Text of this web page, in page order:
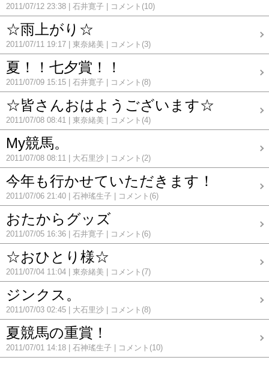
2011/07/12 23:38 石井寛子 コメント(10)
☆雨上がり☆
2011/07/11 19:17 東奈緒美 コメント(3)
夏！！七夕賞！！
2011/07/09 15:15 石井寛子 コメント(8)
☆皆さんおはようございます☆
2011/07/08 08:41 東奈緒美 コメント(4)
My競馬。
2011/07/08 08:11 大石里沙 コメント(2)
今年も行かせていただきます！
2011/07/06 21:40 石神瑤生子 コメント(6)
おたからグッズ
2011/07/05 16:36 石井寛子 コメント(6)
☆おひとり様☆
2011/07/04 11:04 東奈緒美 コメント(7)
ジンクス。
2011/07/03 02:45 大石里沙 コメント(8)
夏競馬の重賞！
2011/07/01 14:18 石神瑤生子 コメント(10)